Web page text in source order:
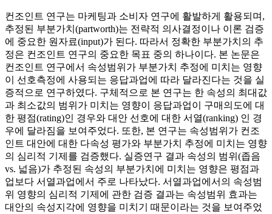
컨조인트 연구는 마케팅과 소비자 연구에 활발하게 활용되며,
추정된 부분가치(partworth)는 전략적 의사결정이나 이론 검증
에 중요한 원자료(input)가 된다. 따라서 정확한 부분가치의 추
정은 컨조인트 연구의 중요한 목표 중의 하나이다. 본 논문은
컨조인트 연구에서 속성범위가 부분가치 추정에 미치는 영향
이 선호측정에 사용되는 응답과업에 따라 달라진다는 것을 실
증적으로 연구하였다. 구체적으로 본 연구는 한 속성의 최대값
과 최소값의 범위가 미치는 영향이 응답과업이 구매의도에 대
한 평점(rating)인 경우와 대안 선호에 대한 서열(ranking) 인 경
우에 달라짐을 보여주었다. 또한, 본 연구는 속성범위가 컨조
인트 대안에 대한 다속성 평가와 부분가치 추정에 미치는 영향
의 심리적 기제를 검증했다. 실증연구 결과 속성의 범위(좁음
vs. 넓음)가 추정된 속성의 부분가치에 미치는 영향은 평점과
업보다 서열과업에서 주로 나타났다. 서열과업에서의 속성범
위 영향의 심리적 기제에 관한 검증 결과는 속성범위 효과는
대안의 속성지각에 영향을 미치기 때문이라는 것을 보여주었